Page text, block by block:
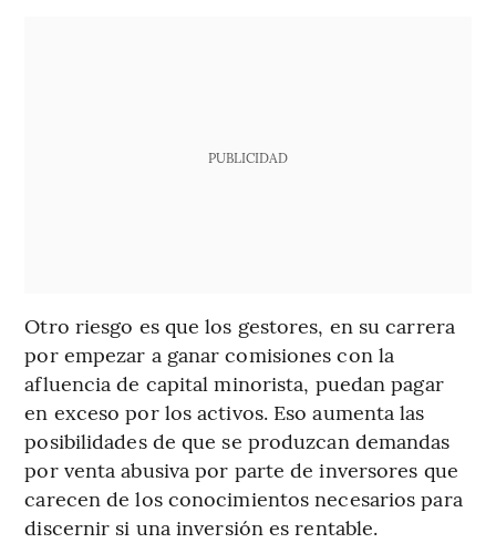
PUBLICIDAD
Otro riesgo es que los gestores, en su carrera
por empezar a ganar comisiones con la
afluencia de capital minorista, puedan pagar
en exceso por los activos. Eso aumenta las
posibilidades de que se produzcan demandas
por venta abusiva por parte de inversores que
carecen de los conocimientos necesarios para
discernir si una inversión es rentable.